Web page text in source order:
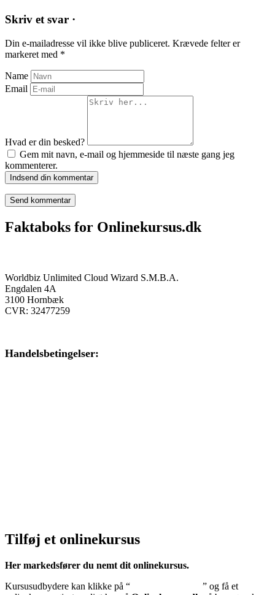
Skriv et svar ·
Din e-mailadresse vil ikke blive publiceret. Krævede felter er
markeret med *
Name
Email
Hvad er din besked?
Gem mit navn, e-mail og hjemmeside til næste gang jeg
kommenterer.
Indsend din kommentar
Faktaboks for Onlinekursus.dk
Worldbiz Unlimited Cloud Wizard S.M.B.A.
Engdalen 4A
3100 Hornbæk
CVR: 32477259
Handelsbetingelser:
Tilføj et onlinekursus
Her markedsfører du nemt dit onlinekursus.
Kursusudbydere kan klikke på “
” og få et